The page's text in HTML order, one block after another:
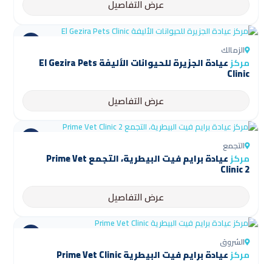
عرض التفاصيل
الزمالك
مركز عيادة الجزيرة للحيوانات الأليفة El Gezira Pets
Clinic
عرض التفاصيل
التجمع
مركز عيادة برايم فيت البيطرية، التجمع Prime Vet
Clinic 2
عرض التفاصيل
الشروق
مركزعيادة برايم فيت البيطرية Prime Vet Clinic